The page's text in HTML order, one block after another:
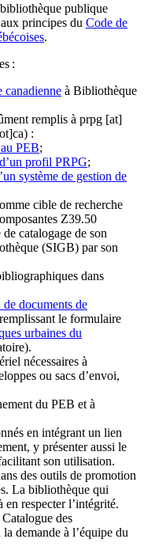
publique
principes du Code de
.
:
canadienne à Bibliothèque
remplis à prpg [at]
:
PEB;
profil PRPG;
système de gestion de
cible de recherche
Z39.50
catalogage de son
(SIGB) par son
dans
documents de
le formulaire
urbaines du
nécessaires à
ou sacs d’envoi,
du PEB et à
en intégrant un lien
y présenter aussi le
son utilisation.
des outils de promotion
La bibliothèque qui
en respecter l’intégrité.
des
demande à l’équipe du